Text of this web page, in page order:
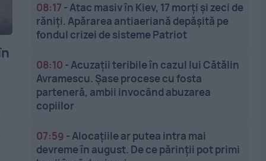
08:17 -Atac masiv în Kiev, 17 morți și zeci de
răniți. Apărarea antiaeriană depășită pe
fondul crizei de sisteme Patriot
08:10 -Acuzații teribile în cazul lui Cătălin
Avramescu. Șase procese cu fosta
parteneră, ambii invocând abuzarea
copiilor
07:59 -Alocațiile ar putea intra mai
devreme în august. De ce părinții pot primi